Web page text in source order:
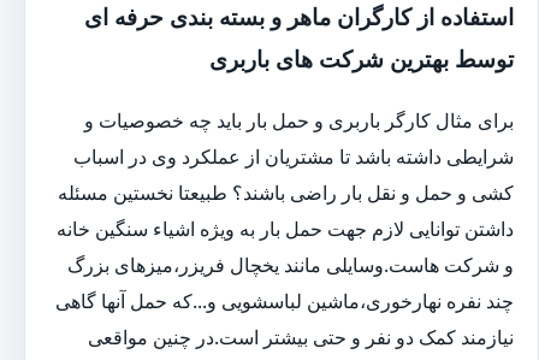
استفاده از کارگران ماهر و بسته بندی حرفه ای
توسط بهترین شرکت های باربری
برای مثال کارگر باربری و حمل بار باید چه خصوصیات و
شرایطی داشته باشد تا مشتریان از عملکرد وی در اسباب
کشی و حمل و نقل بار راضی باشند؟ طبیعتا نخستین مسئله
داشتن توانایی لازم جهت حمل بار به ویژه اشیاء سنگین خانه
و شرکت هاست.وسایلی مانند یخچال فریزر،میزهای بزرگ
چند نفره نهارخوری،ماشین لباسشویی و...که حمل آنها گاهی
نیازمند کمک دو نفر و حتی بیشتر است.در چنین مواقعی